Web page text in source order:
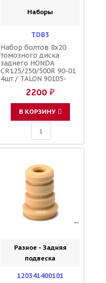
Наборы
TDB3
Набор болтов 8x20
томозного диска
заднего HONDA
CR125/250/500R 90-01
4шт / TALON 90105-
2200 ₽
В КОРЗИНУ
Разное - Задняя
подвеска
120341400101